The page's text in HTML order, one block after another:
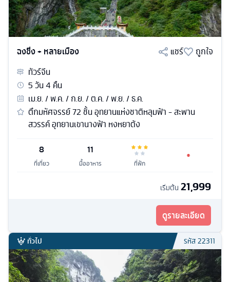
ฉงชิ่ง + หลายเมือง แชร์
ถูกใจ
ทัวร์จีน
5วัน4 คืน
เม.ย. / พ.ค. / ก.ย. / ต.ค. / พ.ย. / ธ.ค.
ตึกมหัศจรรย์ 72 ชั้น อุทยานแห่งชาติหลุมฟ้า - สะพาน
สวรรค์ อุทยานเขานางฟ้า หงหยาต้ง
8
ที่เที่ยว
11
มื้ออาหาร ที่พัก
เริ่มต้น 21,999
ดูรายละเอียด
ทั่วไป รหัส22311